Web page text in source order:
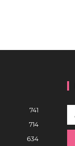
741
714
634